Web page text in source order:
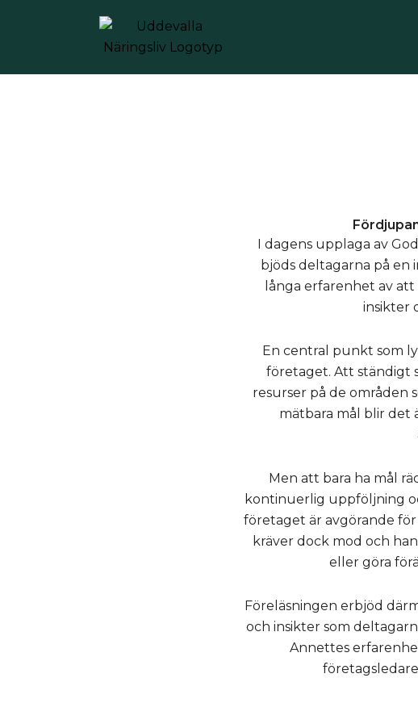
I dagens upplaga av
bjöds deltagarna på en
långa erfarenhet av
insikter
En central punkt som
företaget. Att ständigt
resurser på de områden
mätbara mål blir det
Men att bara ha mål
kontinuerlig uppföljning
företaget är avgörande
kräver dock mod och
eller göra
Föreläsningen erbjöd
och insikter som
Annettes